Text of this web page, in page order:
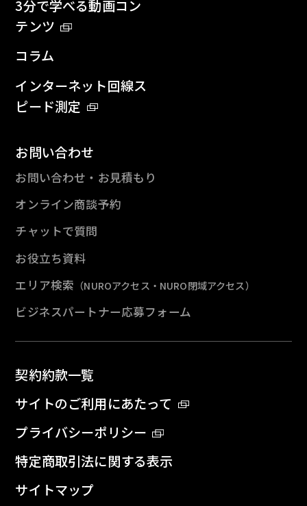
3分で学べる動画コン
テンツ
コラム
インターネット回線ス
ピード測定
お問い合わせ
お問い合わせ・お見積もり
オンライン商談予約
チャットで質問
お役立ち資料
エリア検索 （NUROアクセス・NURO閉域アクセス）
ビジネスパートナー応募フォーム
契約約款一覧
サイトのご利用にあたって
プライバシーポリシー
特定商取引法に関する表示
サイトマップ